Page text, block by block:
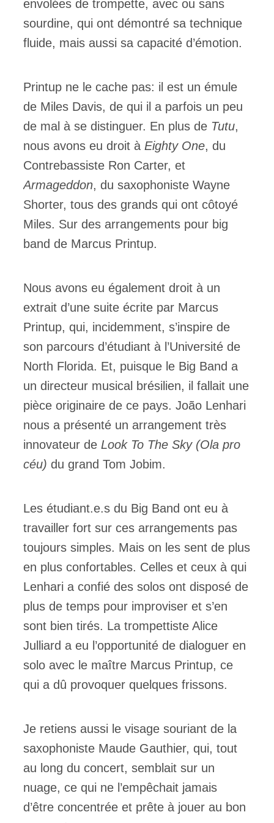
envolées de trompette, avec ou sans
sourdine, qui ont démontré sa technique
fluide, mais aussi sa capacité d’émotion.
Printup ne le cache pas: il est un émule
de Miles Davis, de qui il a parfois un peu
de mal à se distinguer. En plus de Tutu,
nous avons eu droit à Eighty One, du
Contrebassiste Ron Carter, et
Armageddon, du saxophoniste Wayne
Shorter, tous des grands qui ont côtoyé
Miles. Sur des arrangements pour big
band de Marcus Printup.
Nous avons eu également droit à un
extrait d’une suite écrite par Marcus
Printup, qui, incidemment, s’inspire de
son parcours d’étudiant à l’Université de
North Florida. Et, puisque le Big Band a
un directeur musical brésilien, il fallait une
pièce originaire de ce pays. João Lenhari
nous a présenté un arrangement très
innovateur de Look To The Sky (Ola pro
céu) du grand Tom Jobim.
Les étudiant.e.s du Big Band ont eu à
travailler fort sur ces arrangements pas
toujours simples. Mais on les sent de plus
en plus confortables. Celles et ceux à qui
Lenhari a confié des solos ont disposé de
plus de temps pour improviser et s’en
sont bien tirés. La trompettiste Alice
Julliard a eu l’opportunité de dialoguer en
solo avec le maître Marcus Printup, ce
qui a dû provoquer quelques frissons.
Je retiens aussi le visage souriant de la
saxophoniste Maude Gauthier, qui, tout
au long du concert, semblait sur un
nuage, ce qui ne l’empêchait jamais
d’être concentrée et prête à jouer au bon